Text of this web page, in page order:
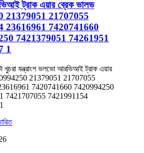
ট্রাক এয়ার ব্রেক ভালভ
21379051 21707055
23616961 7420741660
7421379051 74261951
1
যন্ত্রাংশ ভলভো আরভিআই ট্রাক এয়ার
21379051 21707055
7420741660 7420994250
7421707055 7421991154